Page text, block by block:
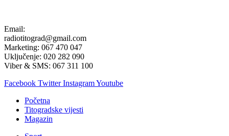
Email:
radiotitograd@gmail.com
Marketing: 067 470 047
Uključenje: 020 282 090
Viber & SMS: 067 311 100
Facebook Twitter InstagramYoutube
Početna
Titogradske vijesti
Magazin